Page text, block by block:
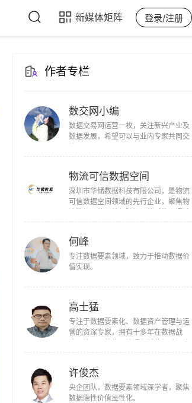
新媒体矩阵 登录/注册
作者专栏
数交网小编
数据交易网运营一枚，关注新兴产业及
数据发展，希望可以与业内专家共同交
物流可信数据空间
深圳市华储数据科技有限公司，是物流
可信数据空间领域的先行企业，聚焦物
三大平台、五项服务及N种工具，合规
值，全程严守数据安全与隐私保护法
规。
何峰
专注数据要素领域，致力于推动数据价
值实现。
高士猛
专注于数据要素化、数据资产管理与运
营的资深专家，拥有十多年在数据战
力于将数据从底层资源转化为可衡量、
擅长构建企业数据资产管理体系，主导
数据资产入表、数据产品开发与交易、
以及数据要素市场生态合作，旨在释放
许俊杰
央企团队，数据要素领域深学者，聚焦
数据隐性价值显性化。